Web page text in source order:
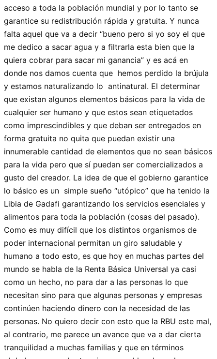
acceso a toda la población mundial y por lo tanto se
garantice su redistribución rápida y gratuita. Y nunca
falta aquel que va a decir “bueno pero si yo soy el que
me dedico a sacar agua y a filtrarla esta bien que la
quiera cobrar para sacar mi ganancia” y es acá en
donde nos damos cuenta que hemos perdido la brújula
y estamos naturalizando lo antinatural. El determinar
que existan algunos elementos básicos para la vida de
cualquier ser humano y que estos sean etiquetados
como imprescindibles y que deban ser entregados en
forma gratuita no quita que puedan existir una
innumerable cantidad de elementos que no sean básicos
para la vida pero que sí puedan ser comercializados a
gusto del creador. La idea de que el gobierno garantice
lo básico es un simple sueño “utópico” que ha tenido la
Libia de Gadafi garantizando los servicios esenciales y
alimentos para toda la población (cosas del pasado).
Como es muy difícil que los distintos organismos de
poder internacional permitan un giro saludable y
humano a todo esto, es que hoy en muchas partes del
mundo se habla de la Renta Básica Universal ya casi
como un hecho, no para dar a las personas lo que
necesitan sino para que algunas personas y empresas
continúen haciendo dinero con la necesidad de las
personas. No quiero decir con esto que la RBU este mal,
al contrario, me parece un avance que va a dar cierta
tranquilidad a muchas familias y que en términos